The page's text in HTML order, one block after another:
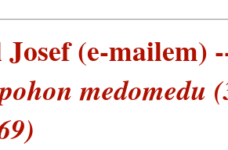
(e-mailem)
medomedu